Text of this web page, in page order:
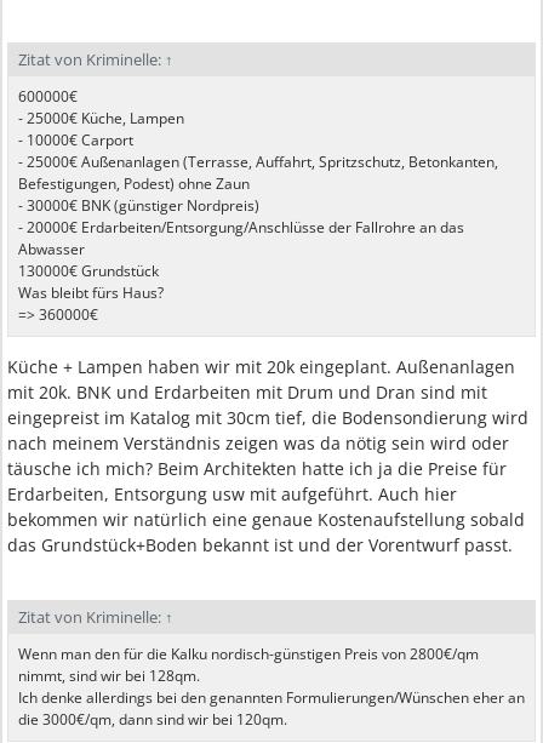
Zitat von Kriminelle: ↑
600000€
- 25000€ Küche, Lampen
- 10000€ Carport
- 25000€ Außenanlagen (Terrasse, Auffahrt, Spritzschutz, Betonkanten,
Befestigungen, Podest) ohne Zaun
- 30000€ BNK (günstiger Nordpreis)
- 20000€ Erdarbeiten/Entsorgung/Anschlüsse der Fallrohre an das
Abwasser
130000€ Grundstück
Was bleibt fürs Haus?
=> 360000€
Küche + Lampen haben wir mit 20k eingeplant. Außenanlagen
mit 20k. BNK und Erdarbeiten mit Drum und Dran sind mit
eingepreist im Katalog mit 30cm tief, die Bodensondierung wird
nach meinem Verständnis zeigen was da nötig sein wird oder
täusche ich mich? Beim Architekten hatte ich ja die Preise für
Erdarbeiten, Entsorgung usw mit aufgeführt. Auch hier
bekommen wir natürlich eine genaue Kostenaufstellung sobald
das Grundstück+Boden bekannt ist und der Vorentwurf passt.
Zitat von Kriminelle: ↑
Wenn man den für die Kalku nordisch-günstigen Preis von 2800€/qm
nimmt, sind wir bei 128qm.
Ich denke allerdings bei den genannten Formulierungen/Wünschen eher an
die 3000€/qm, dann sind wir bei 120qm.